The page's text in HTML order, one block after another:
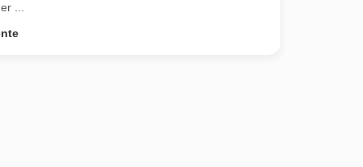
...
presencia en el mercado, transformando prospectos en